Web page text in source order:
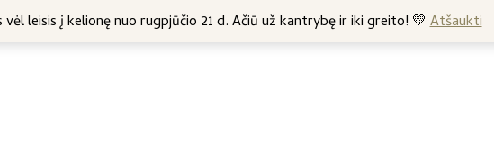
vėl leisis į kelionę nuo rugpjūčio 21 d. Ačiū už kantrybę ir iki greito! 💛Atšaukti